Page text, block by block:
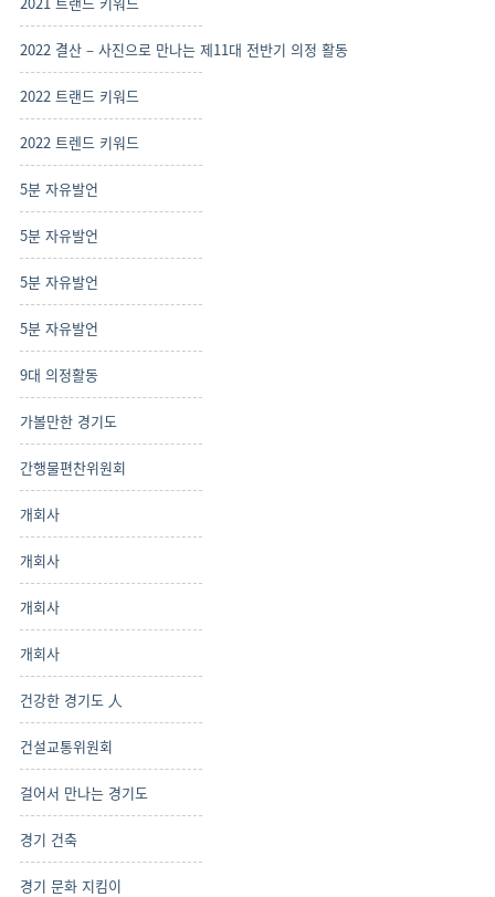
2022 결산 – 사진으로 만나는 제11대 전반기 의정 활동
2022 트랜드 키워드
2022 트렌드 키워드
5분 자유발언
5분 자유발언
5분 자유발언
5분 자유발언
9대 의정활동
가볼만한 경기도
간행물편찬위원회
개회사
개회사
개회사
개회사
건강한 경기도 人
건설교통위원회
걸어서 만나는 경기도
경기 건축
경기 문화 지킴이